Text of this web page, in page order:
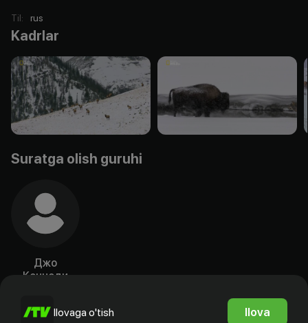
Til: rus
Kadrlar
Suratga olish guruhi
Джо
Кеннеди
Ilovaga o'tish Ilova